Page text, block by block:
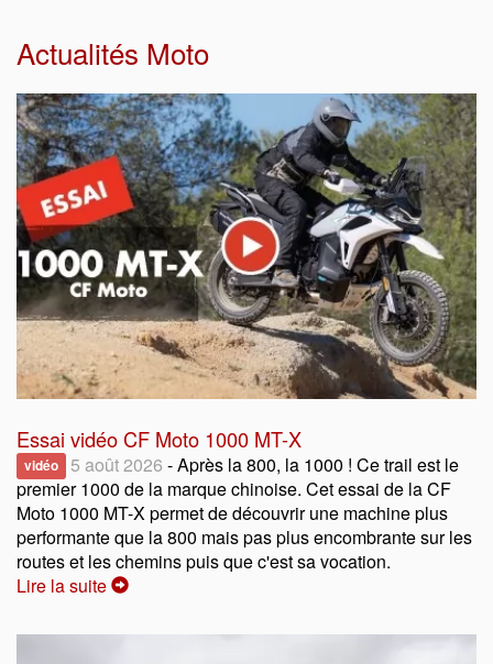
Actualités Moto
Essai vidéo CF Moto 1000 MT-X
vidéo 5 août 2026 - Après la 800, la 1000 ! Ce trail est le
premier 1000 de la marque chinoise. Cet essai de la CF
Moto 1000 MT-X permet de découvrir une machine plus
performante que la 800 mais pas plus encombrante sur les
routes et les chemins puis que c'est sa vocation.
Lire la suite